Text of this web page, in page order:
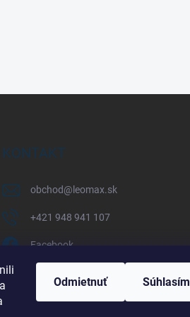
Odmietnuť Súhlasím
KONTAKT
obchod@ leomax.sk
+421 948 941 107
Facebook
+421 948 941 107